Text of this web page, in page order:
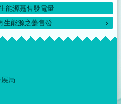
能源躉售發電量
生能源之躉售發...
局